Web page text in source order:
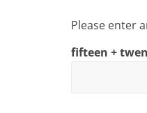
Please enter
fifteen +